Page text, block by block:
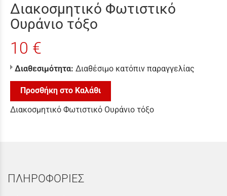
Διακοσμητικό Φωτιστικό
Ουράνιο τόξο
10 €
Διαθεσιμότητα: Διαθέσιμο κατόπιν παραγγελίας
Προσθήκη στο Καλάθι
Διακοσμητικό Φωτιστικό Ουράνιο τόξο
ΠΛΗΡΟΦΟΡΙΕΣ